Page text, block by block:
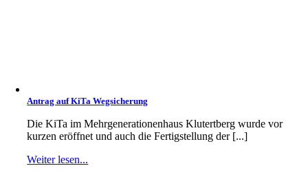
Antrag auf KiTa Wegsicherung
Die KiTa im Mehrgenerationenhaus Klutertberg wurde vor
kurzen eröffnet und auch die Fertigstellung der [...]
Weiter lesen...